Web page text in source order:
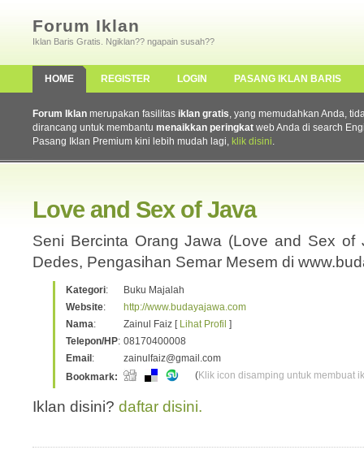
Forum Iklan
Iklan Baris Gratis. Ngiklan?? ngapain susah??
HOME REGISTER LOGIN PASANG IKLAN BARIS
Forum Iklan merupakan fasilitas iklan gratis, yang memudahkan Anda,
dirancang untuk membantu menaikkan peringkat web Anda di search
Pasang Iklan Premium kini lebih mudah lagi, klik disini.
Love and Sex of Java
Seni Bercinta Orang Jawa (Love and Sex of
Dedes, Pengasihan Semar Mesem di
Kategori:
Buku Majalah
Website:
http://www.budayajawa.com
Nama: Zainul Faiz [ Lihat Profil ]
Telepon/HP: 08170400008
Email :
zainulfaiz@gmail.com
Bookmark:
(Klik icon disamping untuk membuat
Iklan disini? daftar disini.